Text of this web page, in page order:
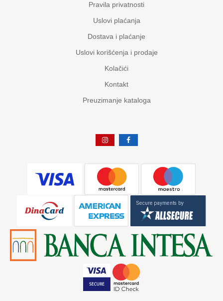
Pravila privatnosti
Uslovi plaćanja
Dostava i plaćanje
Uslovi korišćenja i prodaje
Kolačići
Kontakt
Preuzimanje kataloga